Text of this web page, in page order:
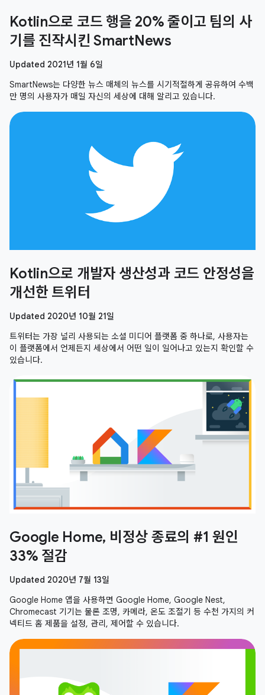
Kotlin으로 코드 행을 20% 줄이고 팀의 사
기를 진작시킨 SmartNews
Updated 2021년 1월 6일
SmartNews는 다양한 뉴스 매체의 뉴스를 시기적절하게 공유하여 수백
만 명의 사용자가 매일 자신의 세상에 대해 알리고 있습니다.
Kotlin으로 개발자 생산성과 코드 안정성을
개선한 트위터
Updated 2020년 10월 21일
트위터는 가장 널리 사용되는 소셜 미디어 플랫폼 중 하나로, 사용자는
이 플랫폼에서 언제든지 세상에서 어떤 일이 일어나고 있는지 확인할 수
있습니다.
Google Home, 비정상 종료의 #1 원인
33% 절감
Updated 2020년 7월 13일
Google Home 앱을 사용하면 Google Home, Google Nest,
Chromecast 기기는 물론 조명, 카메라, 온도 조절기 등 수천 가지의 커
넥티드 홈 제품을 설정, 관리, 제어할 수 있습니다.